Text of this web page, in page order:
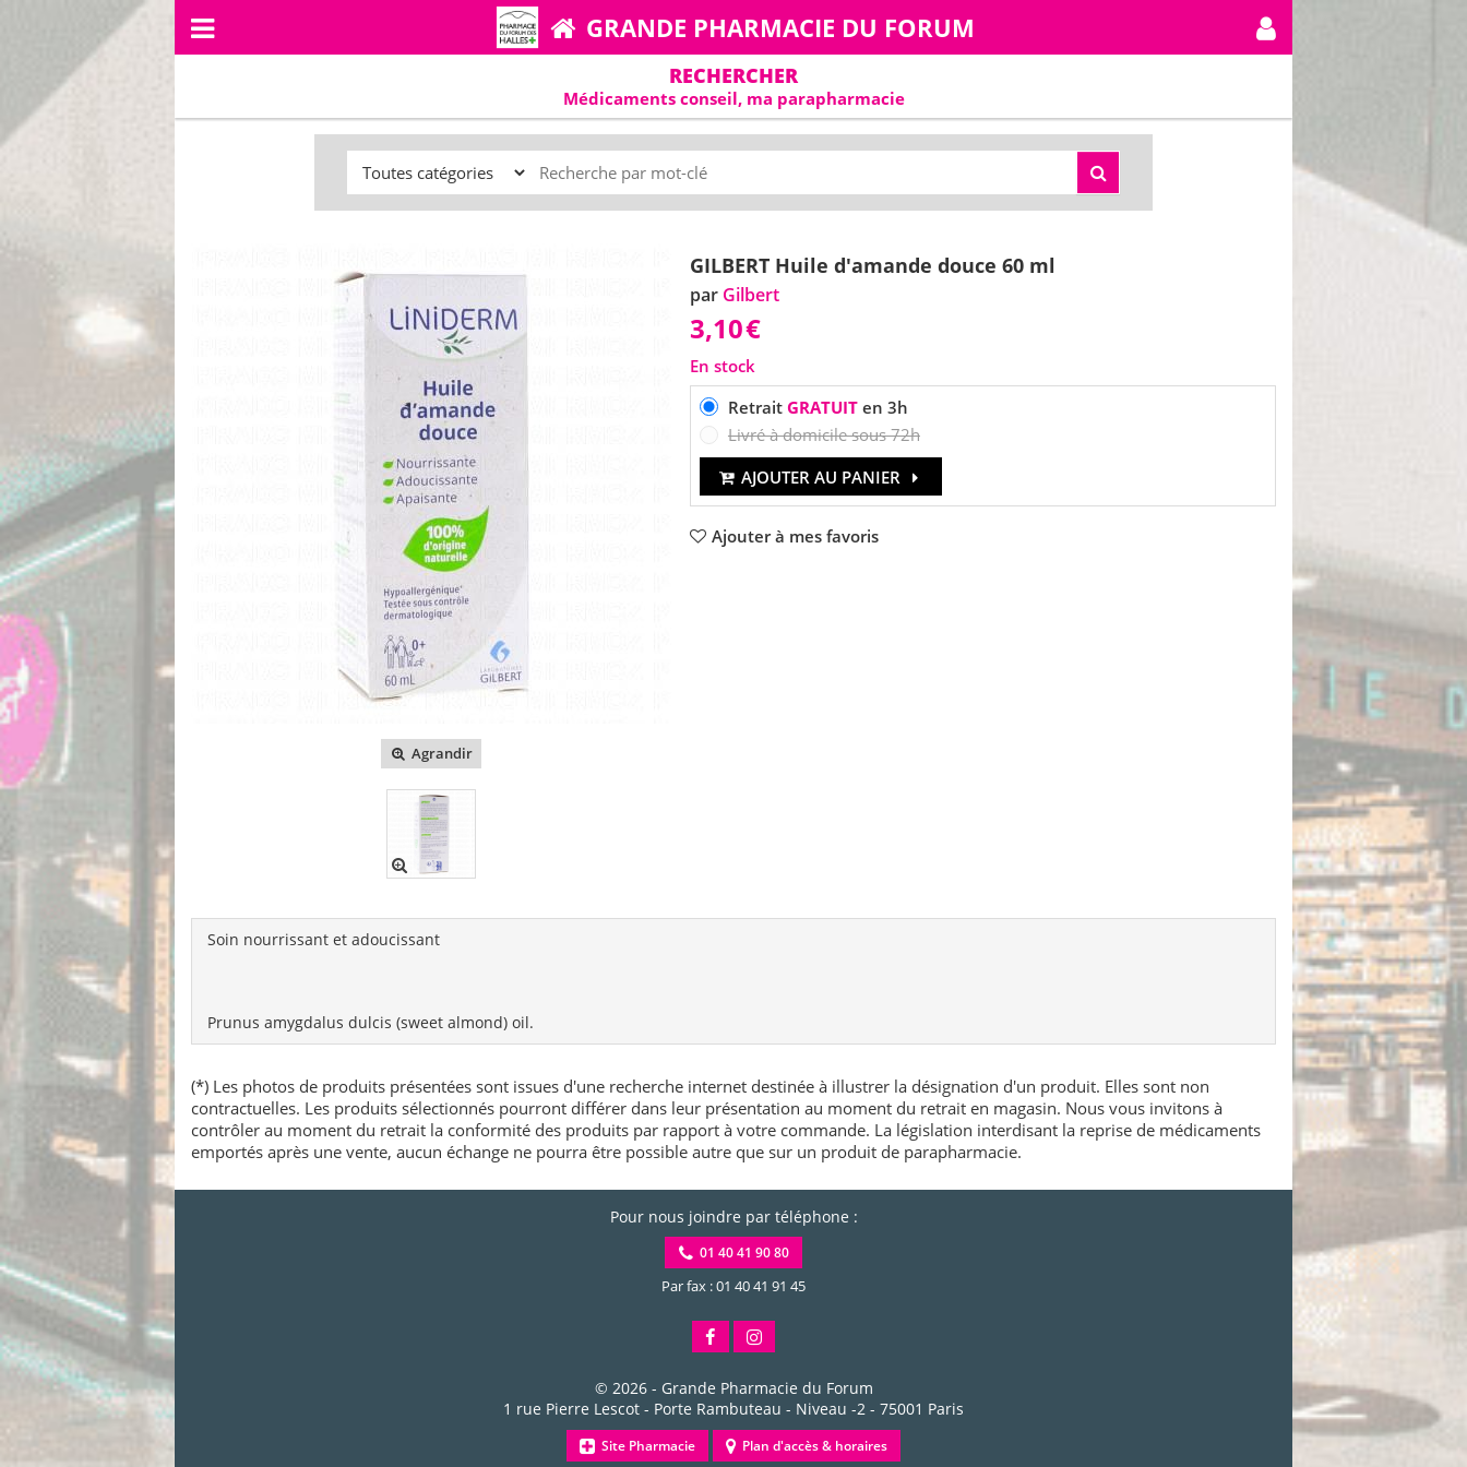
GRANDE PHARMACIE DU FORUM
RECHERCHER
Médicaments conseil, ma parapharmacie
Agrandir
GILBERT Huile d'amande douce 60 ml
par Gilbert
3,10€
En stock
Retrait GRATUITen 3h
Livré à domicile sous 72h
AJOUTER AU PANIER
Ajouter à mes favoris
Soin nourrissant et adoucissant
Prunus amygdalus dulcis (sweet almond) oil.
(*) Les photos de produits présentées sont issues d'une recherche internet destinée à illustrer la désignation d'un produit. Elles sont non
contractuelles. Les produits sélectionnés pourront différer dans leur présentation au moment du retrait en magasin. Nous vous invitons à
contrôler au moment du retrait la conformité des produits par rapport à votre commande. La législation interdisant la reprise de médicaments
emportés après une vente, aucun échange ne pourra être possible autre que sur un produit de parapharmacie.
Pour nous joindre par téléphone :
01 40 41 90 80
Par fax : 01 40 41 91 45
© 2026 - Grande Pharmacie du Forum
1 rue Pierre Lescot - Porte Rambuteau - Niveau -2 - 75001 Paris
Site Pharmacie Plan d'accès & horaires